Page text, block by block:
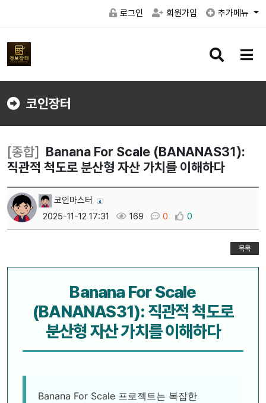
로그인 회원가입 추가메뉴
검
버
메
버
코인장터
[종합] Banana For Scale (BANANAS31):
직관적 척도로 분산형 자산 가치를 이해하다
코인마스터
2025-11-12 17:31
169 0 0
목록
Banana For Scale
(BANANAS31): 직관적 척도로
분산형 자산 가치를 이해하다
Banana For Scale 프로젝트는 복잡한